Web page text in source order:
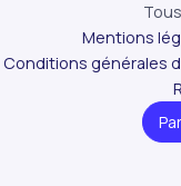
Mentions
Conditions générales